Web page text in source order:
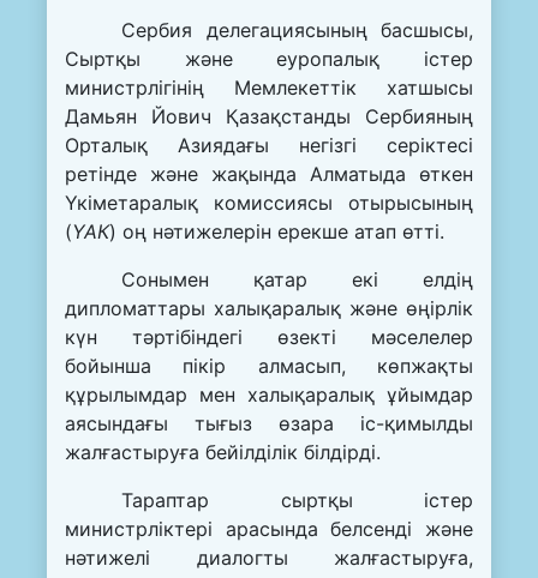
Сербия делегациясының басшысы,
Сыртқы және еуропалық істер
министрлігінің Мемлекеттік хатшысы
Дамьян Йович Қазақстанды Сербияның
Орталық Азиядағы негізгі серіктесі
ретінде және жақында Алматыда өткен
Үкіметаралық комиссиясы отырысының
(ҮАК) оң нәтижелерін ерекше атап өтті.
Сонымен қатар екі елдің
дипломаттары халықаралық және өңірлік
күн тәртібіндегі өзекті мәселелер
бойынша пікір алмасып, көпжақты
құрылымдар мен халықаралық ұйымдар
аясындағы тығыз өзара іс-қимылды
жалғастыруға бейілділік білдірді.
Тараптар сыртқы істер
министрліктері арасында белсенді және
нәтижелі диалогты жалғастыруға,